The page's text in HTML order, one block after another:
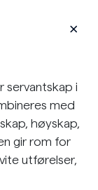
servantskap i
med
høyskap,
gir rom for
utførelser,